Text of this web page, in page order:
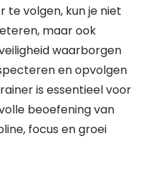
te volgen, kun je niet
maar ook
waarborgen
en opvolgen
is essentieel voor
beoefening van
focus en groei